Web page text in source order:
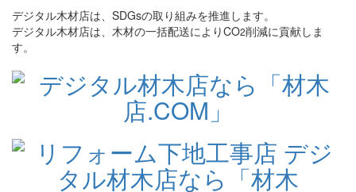
デジタル木材店は、SDGsの取り組みを推進します。
デジタル木材店は、木材の一括配送によりCO2削減に貢献しま
す。